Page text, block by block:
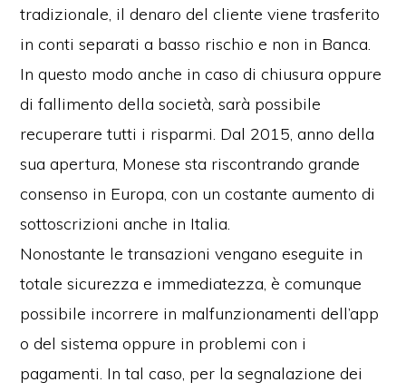
tradizionale, il denaro del cliente viene trasferito
in conti separati a basso rischio e non in Banca.
In questo modo anche in caso di chiusura oppure
di fallimento della società, sarà possibile
recuperare tutti i risparmi. Dal 2015, anno della
sua apertura, Monese sta riscontrando grande
consenso in Europa, con un costante aumento di
sottoscrizioni anche in Italia.
Nonostante le transazioni vengano eseguite in
totale sicurezza e immediatezza, è comunque
possibile incorrere in malfunzionamenti dell’app
o del sistema oppure in problemi con i
pagamenti. In tal caso, per la segnalazione dei